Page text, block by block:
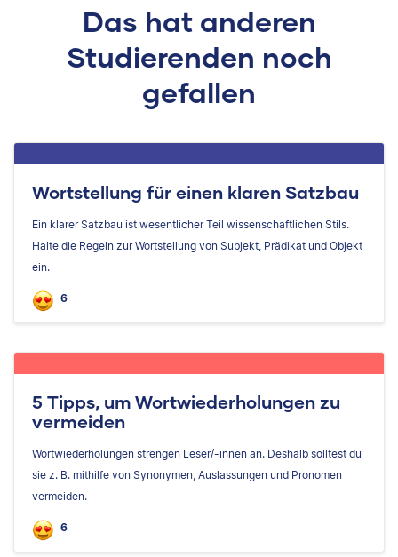
Das hat anderen
Studierenden noch
gefallen
Wortstellung für einen klaren Satzbau
Ein klarer Satzbau ist wesentlicher Teil wissenschaftlichen Stils.
Halte die Regeln zur Wortstellung von Subjekt, Prädikat und Objekt
ein.
6
5 Tipps, um Wortwiederholungen zu
vermeiden
Wortwiederholungen strengen Leser/-innen an. Deshalb solltest du
sie z. B. mithilfe von Synonymen, Auslassungen und Pronomen
vermeiden.
6